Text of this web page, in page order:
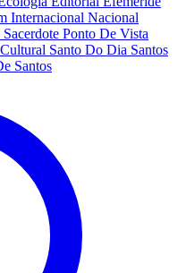
Internacional Nacional
Ponto De Vista
Santo Do Dia Santos
Santos